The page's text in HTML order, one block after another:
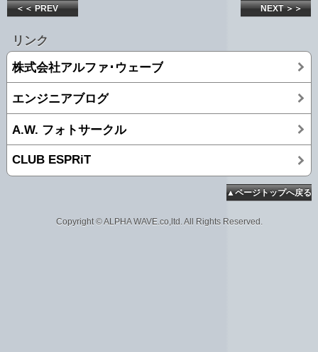
＜＜ PREV NEXT ＞＞
リンク
株式会社アルファ･ウェーブ
エンジニアブログ
A.W. フォトサークル
CLUB ESPRiT
▲ページトップへ戻る
Copyright © ALPHA WAVE.co,ltd. All Rights Reserved.